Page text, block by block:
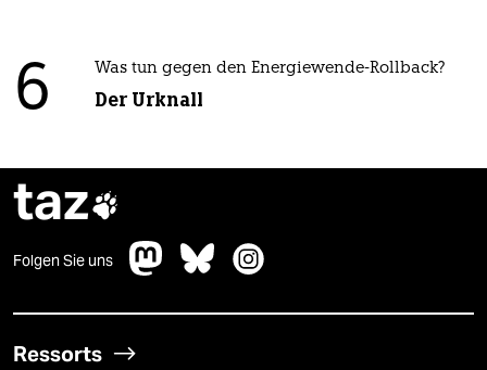
6 Was tun gegen den Energiewende-Rollback?
Der Urknall
taz
Folgen Sie uns
Ressorts